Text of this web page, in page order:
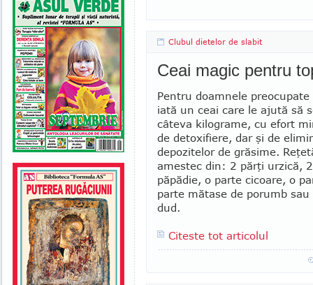
Clubul dietelor de slabit
Ceai magic pentru
Pentru doamnele
iată un ceai care le ajută să
câteva kilograme, cu efort
de de­toxifiere, dar şi de
depozitelor de grăsime.
amestec din: 2 părţi urzică,
păpădie, o parte cicoare, o
parte mătase de porumb sau
dud.
Citeste tot articolul